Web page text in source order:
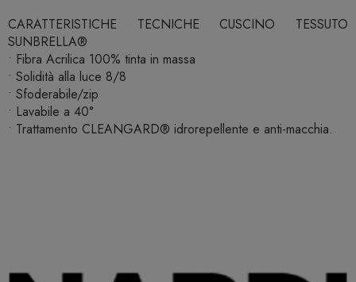
CARATTERISTICHE TECNICHE CUSCINO TESSUTO
SUNBRELLA®
• Fibra Acrilica 100% tinta in massa
• Solidità alla luce 8/8
• Sfoderabile/zip
• Lavabile a 40°
• Trattamento CLEANGARD® idrorepellente e anti-macchia.